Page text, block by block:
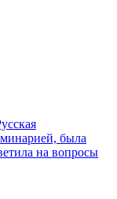
была
на вопросы